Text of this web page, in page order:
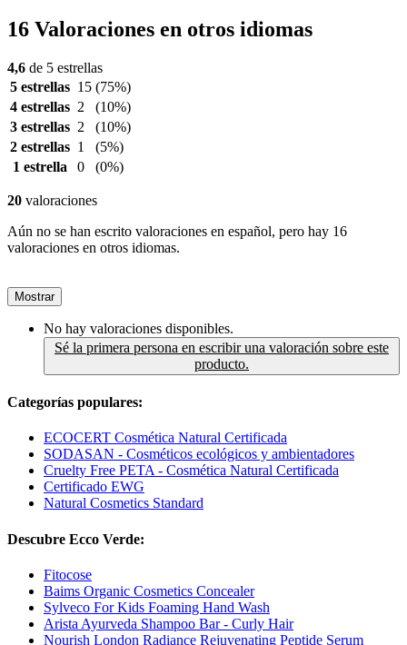
16 Valoraciones en otros idiomas
4,6 de 5 estrellas
5 estrellas 15 (75%)
4 estrellas 2
(10%)
3 estrellas 2
(10%)
2 estrellas 1
(5%)
1 estrella
0 (0%)
20 valoraciones
Aún no se han escrito valoraciones en español, pero hay 16
valoraciones en otros idiomas.
Mostrar
No hay valoraciones disponibles.
Sé la primera persona en escribir una valoración sobre este
producto.
Categorías populares:
ECOCERT Cosmética Natural Certificada
SODASAN - Cosméticos ecológicos y ambientadores
Cruelty Free PETA - Cosmética Natural Certificada
Certificado EWG
Natural Cosmetics Standard
Descubre Ecco Verde:
Fitocose
Baims Organic Cosmetics Concealer
Sylveco For Kids Foaming Hand Wash
Arista Ayurveda Shampoo Bar - Curly Hair
Nourish London Radiance Rejuvenating Peptide Serum